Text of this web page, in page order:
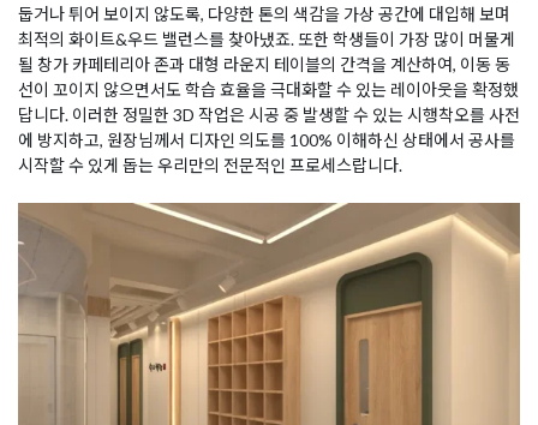
둡거나 튀어 보이지 않도록, 다양한 톤의 색감을 가상 공간에 대입해 보며
최적의 화이트&우드 밸런스를 찾아냈죠. 또한 학생들이 가장 많이 머물게
될 창가 카페테리아 존과 대형 라운지 테이블의 간격을 계산하여, 이동 동
선이 꼬이지 않으면서도 학습 효율을 극대화할 수 있는 레이아웃을 확정했
답니다. 이러한 정밀한 3D 작업은 시공 중 발생할 수 있는 시행착오를 사전
에 방지하고, 원장님께서 디자인 의도를 100% 이해하신 상태에서 공사를
시작할 수 있게 돕는 우리만의 전문적인 프로세스랍니다.